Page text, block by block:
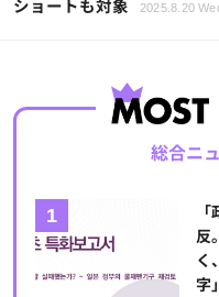
ショートも対象
2025.8.20
総合ニ
反
く
字